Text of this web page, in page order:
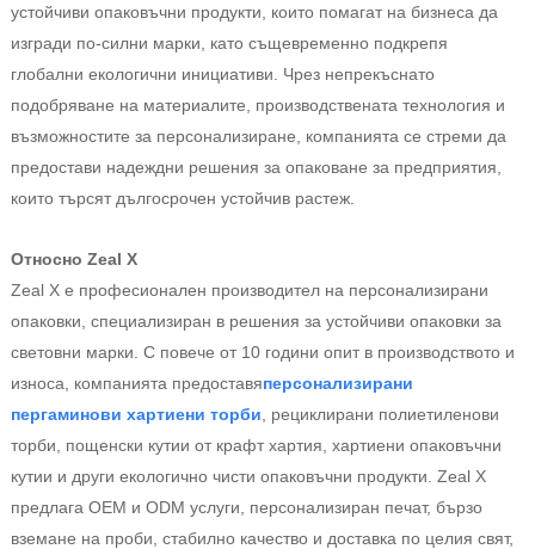
устойчиви опаковъчни продукти, които помагат на бизнеса да
изгради по-силни марки, като същевременно подкрепя
глобални екологични инициативи. Чрез непрекъснато
подобряване на материалите, производствената технология и
възможностите за персонализиране, компанията се стреми да
предостави надеждни решения за опаковане за предприятия,
които търсят дългосрочен устойчив растеж.
Относно Zeal X
Zeal X е професионален производител на персонализирани
опаковки, специализиран в решения за устойчиви опаковки за
световни марки. С повече от 10 години опит в производството и
износа, компанията предоставяперсонализирани
пергаминови хартиени торби , рециклирани полиетиленови
торби, пощенски кутии от крафт хартия, хартиени опаковъчни
кутии и други екологично чисти опаковъчни продукти. Zeal X
предлага OEM и ODM услуги, персонализиран печат, бързо
вземане на проби, стабилно качество и доставка по целия свят,